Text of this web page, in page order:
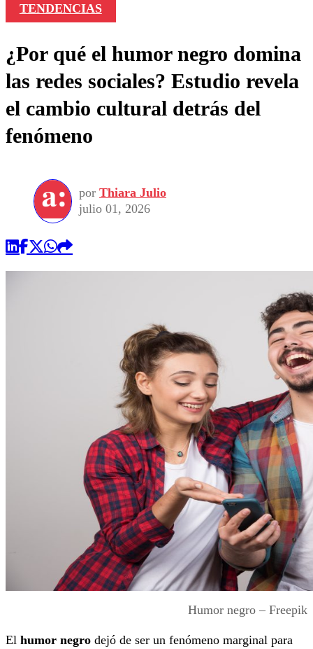
TENDENCIAS
¿Por qué el humor negro domina
las redes sociales? Estudio revela
el cambio cultural detrás del
fenómeno
por Thiara Julio
julio 01, 2026
Humor negro – Freepik
El humor negro dejó de ser un fenómeno marginal para